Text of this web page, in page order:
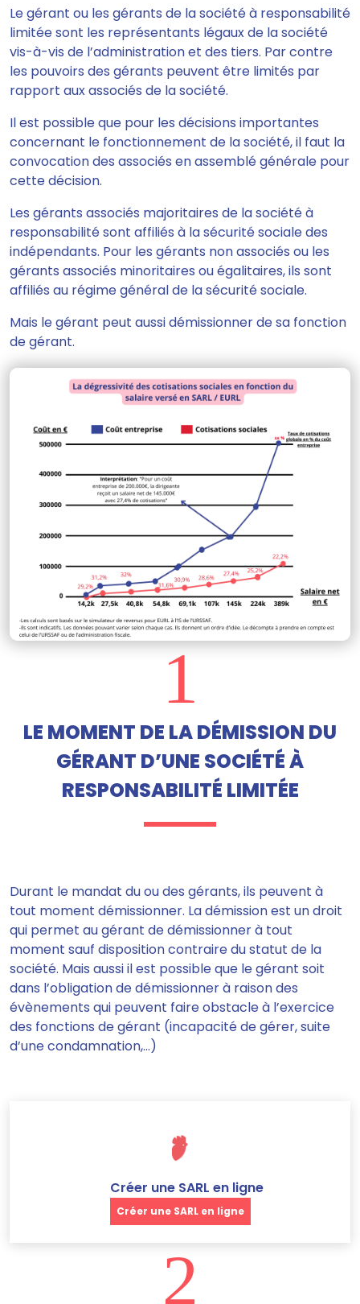
Le gérant ou les gérants de la société à responsabilité
limitée sont les représentants légaux de la société
vis-à-vis de l’administration et des tiers. Par contre
les pouvoirs des gérants peuvent être limités par
rapport aux associés de la société.
Il est possible que pour les décisions importantes
concernant le fonctionnement de la société, il faut la
convocation des associés en assemblé générale pour
cette décision.
Les gérants associés majoritaires de la société à
responsabilité sont affiliés à la sécurité sociale des
indépendants. Pour les gérants non associés ou les
gérants associés minoritaires ou égalitaires, ils sont
affiliés au régime général de la sécurité sociale.
Mais le gérant peut aussi démissionner de sa fonction
de gérant.
1
LE MOMENT DE LA DÉMISSION DU
GÉRANT D’UNE SOCIÉTÉ À
RESPONSABILITÉ LIMITÉE
Durant le mandat du ou des gérants, ils peuvent à
tout moment démissionner. La démission est un droit
qui permet au gérant de démissionner à tout
moment sauf disposition contraire du statut de la
société. Mais aussi il est possible que le gérant soit
dans l’obligation de démissionner à raison des
évènements qui peuvent faire obstacle à l’exercice
des fonctions de gérant (incapacité de gérer, suite
d’une condamnation,…)
Créer une SARL en ligne
Créer une SARL en ligne
2